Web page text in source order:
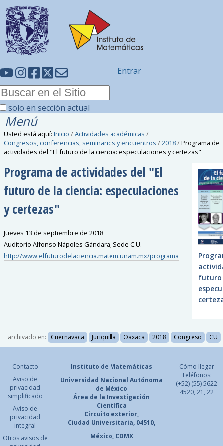
solo en sección actual
Entrar
Menú
Usted está aquí: Inicio /Actividades académicas /
Congresos, conferencias, seminarios y encuentros /2018/Programa de
actividades del "El futuro de la ciencia: especulaciones y certezas"
Programa de actividades del "El
futuro de la ciencia: especulaciones
y certezas"
Jueves 13 de septiembre de 2018
Auditorio Alfonso Nápoles Gándara, Sede C.U.
http://www.elfuturodelaciencia.matem.unam.mx/programa
futuro
archivado en: Cuernavaca Juriquilla Oaxaca 2018 Congreso CU
Contacto
Aviso de
privacidad
simplificado
Aviso de
privacidad
integral
Otros avisos de
Instituto de Matemáticas
Universidad Nacional Autónoma
de México
Área de la Investigación
Científica
Circuito exterior,
Ciudad Universitaria, 04510,
México, CDMX
Cómo llegar
Teléfonos:
(+52) (55) 5622
4520, 21, 22